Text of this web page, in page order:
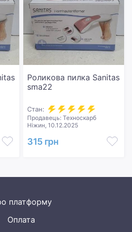
Роликова пилка Sanitas
sma22
Стан:
Продавець: Техноскарб
Ніжин, 10.12.2025
315 грн
платформу
Оплата